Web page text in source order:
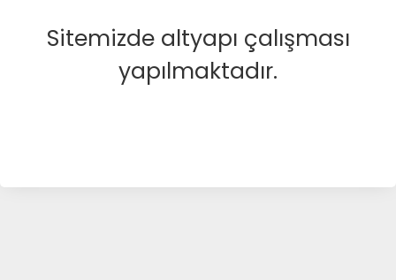
Sitemizde altyapı çalışması
yapılmaktadır.